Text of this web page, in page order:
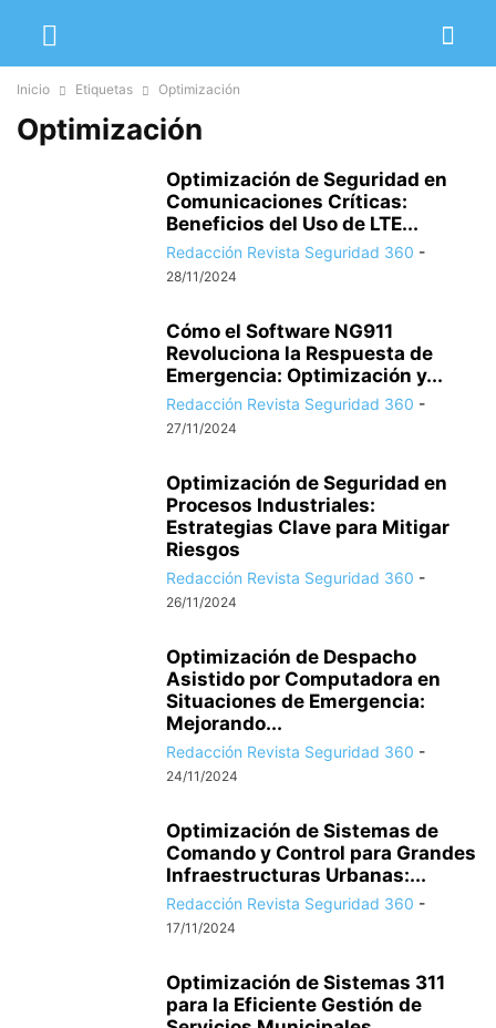
Inicio Etiquetas Optimización
Optimización
Optimización de Seguridad en
Comunicaciones Críticas:
Beneficios del Uso de LTE...
Redacción Revista Seguridad 360 -
28/11/2024
Cómo el Software NG911
Revoluciona la Respuesta de
Emergencia: Optimización y...
Redacción Revista Seguridad 360 -
27/11/2024
Optimización de Seguridad en
Procesos Industriales:
Estrategias Clave para Mitigar
Riesgos
Redacción Revista Seguridad 360 -
26/11/2024
Optimización de Despacho
Asistido por Computadora en
Situaciones de Emergencia:
Mejorando...
Redacción Revista Seguridad 360 -
24/11/2024
Optimización de Sistemas de
Comando y Control para Grandes
Infraestructuras Urbanas:...
Redacción Revista Seguridad 360 -
17/11/2024
Optimización de Sistemas 311
para la Eficiente Gestión de